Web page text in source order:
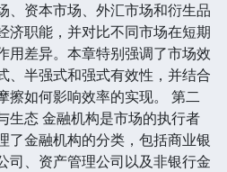
、资本市场、外汇市场和衍生品
济职能，并对比不同市场在短期
用差异。本章特别强调了市场效
、半强式和强式有效性，并结合
擦如何影响效率的实现。 第二
生态 金融机构是市场的执行者
了金融机构的分类，包括商业银
司、资产管理公司以及非银行金